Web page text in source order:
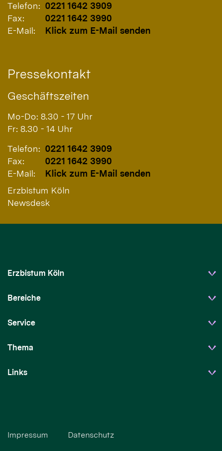
Telefon: 0221 1642 3909
Fax:
0221 1642 3990
E-Mail:
Klick zum E-Mail senden
Pressekontakt
Geschäftszeiten
Mo-Do: 8.30 - 17 Uhr
Fr: 8.30 - 14 Uhr
Telefon: 0221 1642 3909
Fax:
0221 1642 3990
E-Mail:
Klick zum E-Mail senden
Erzbistum Köln
Newsdesk
Erzbistum Köln
Bereiche
Service
Thema
Links
Impressum Datenschutz